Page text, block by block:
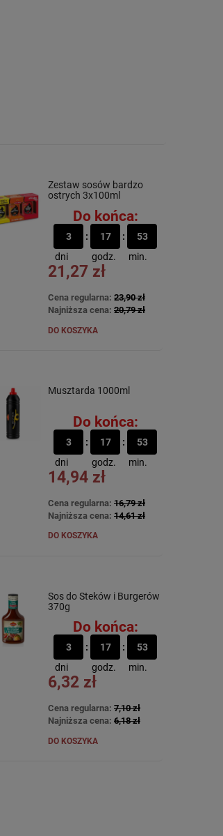
Zestaw sosów bardzo
ostrych 3x100ml
Do końca:
3
dni
17
godz.
53
min.
21,27 zł
Cena regularna: 23,90 zł
Najniższa cena: 20,79 zł
DO KOSZYKA
Musztarda 1000ml
Do końca:
3
dni
17
godz.
53
min.
14,94 zł
Cena regularna: 16,79 zł
Najniższa cena: 14,61 zł
DO KOSZYKA
Sos do Steków i Burgerów
370g
Do końca:
3
dni
17
godz.
53
min.
6,32 zł
Cena regularna: 7,10 zł
Najniższa cena: 6,18 zł
DO KOSZYKA